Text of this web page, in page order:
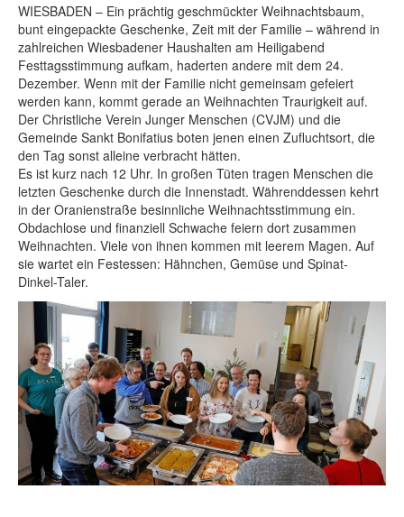
WIESBADEN – Ein prächtig geschmückter Weihnachtsbaum,
bunt eingepackte Geschenke, Zeit mit der Familie – während in
zahlreichen Wiesbadener Haushalten am Heiligabend
Festtagsstimmung aufkam, haderten andere mit dem 24.
Dezember. Wenn mit der Familie nicht gemeinsam gefeiert
werden kann, kommt gerade an Weihnachten Traurigkeit auf.
Der Christliche Verein Junger Menschen (CVJM) und die
Gemeinde Sankt Bonifatius boten jenen einen Zufluchtsort, die
den Tag sonst alleine verbracht hätten.
Es ist kurz nach 12 Uhr. In großen Tüten tragen Menschen die
letzten Geschenke durch die Innenstadt. Währenddessen kehrt
in der Oranienstraße besinnliche Weihnachtsstimmung ein.
Obdachlose und finanziell Schwache feiern dort zusammen
Weihnachten. Viele von ihnen kommen mit leerem Magen. Auf
sie wartet ein Festessen: Hähnchen, Gemüse und Spinat-
Dinkel-Taler.